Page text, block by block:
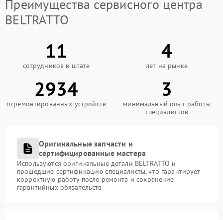
Преимущества сервисного центра
BELTRATTO
11
сотрудников в штате
4
лет на рынке
2934
отремонтированных устройств
3
минимальный опыт работы
специалистов
Оригинальные запчасти и
сертифицированные мастера
Используются оригинальные детали BELTRATTO и
прошедшие сертификацию специалисты, что гарантирует
корректную работу после ремонта и сохранение
гарантийных обязательств